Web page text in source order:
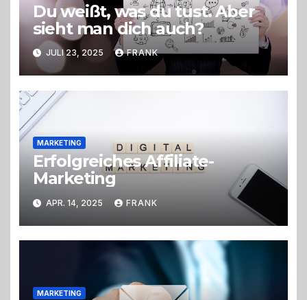
Du weißt, was du tust. Aber
sieht man dich auch?
JULI 23, 2025 FRANK
MARKETING
Erfolgreiches Affiliate-
Marketing
APR. 14, 2025 FRANK
MARKETING